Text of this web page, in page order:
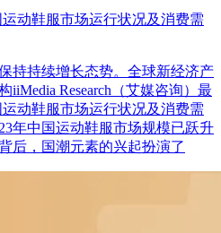
动鞋服市场运行状况及消费需
持持续增长态势。全球新经济产
iiMedia Research（艾媒咨询）最
运动鞋服市场运行状况及消费需
年中国运动鞋服市场规模已跃升
后，国潮元素的兴起扮演了